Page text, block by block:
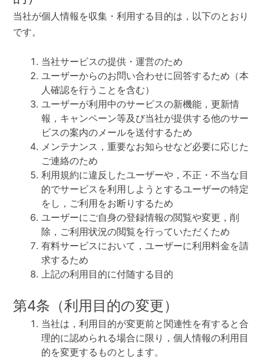
当社が個人情報を収集・利用する目的は，以下のとおり
です。
当社サービスの提供・運営のため
ユーザーからのお問い合わせに回答するため（本
人確認を行うことを含む）
ユーザーが利用中のサービスの新機能，更新情
報，キャンペーン等及び当社が提供する他のサー
ビスの案内のメールを送付するため
メンテナンス，重要なお知らせなど必要に応じた
ご連絡のため
利用規約に違反したユーザーや，不正・不当な目
的でサービスを利用しようとするユーザーの特定
をし，ご利用をお断りするため
ユーザーにご自身の登録情報の閲覧や変更，削
除，ご利用状況の閲覧を行っていただくため
有料サービスにおいて，ユーザーに利用料金を請
求するため
上記の利用目的に付随する目的
第4条（利用目的の変更）
当社は，利用目的が変更前と関連性を有すると合
理的に認められる場合に限り，個人情報の利用目
的を変更するものとします。